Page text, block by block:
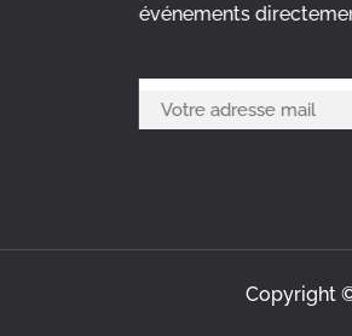
événements
Copyright